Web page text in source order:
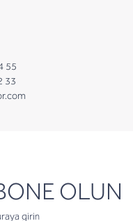
55
33
OLUN
girin